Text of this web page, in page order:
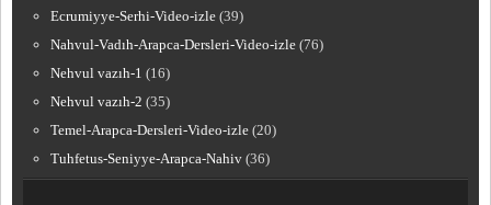
Ecrumiyye-Serhi-Video-izle (39)
Nahvul-Vadıh-Arapca-Dersleri-Video-izle (76)
Nehvul vazıh-1 (16)
Nehvul vazıh-2 (35)
Temel-Arapca-Dersleri-Video-izle (20)
Tuhfetus-Seniyye-Arapca-Nahiv (36)